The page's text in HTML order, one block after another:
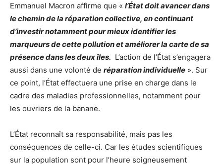
Emmanuel Macron affirme que « l’État doit avancer dans
le chemin de la réparation collective, en continuant
d’investir notamment pour mieux identifier les
marqueurs de cette pollution et améliorer la carte de sa
présence dans les deux îles. L’action de l’État s’engagera
aussi dans une volonté de réparation individuelle ». Sur
ce point, l’État effectuera une prise en charge dans le
cadre des maladies professionnelles, notamment pour
les ouvriers de la banane.
L’État reconnaît sa responsabilité, mais pas les
conséquences de celle-ci. Car les études scientifiques
sur la population sont pour l’heure soigneusement